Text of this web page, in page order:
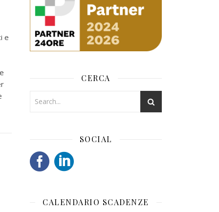
e
CERCA
SOCIAL
CALENDARIO SCADENZE